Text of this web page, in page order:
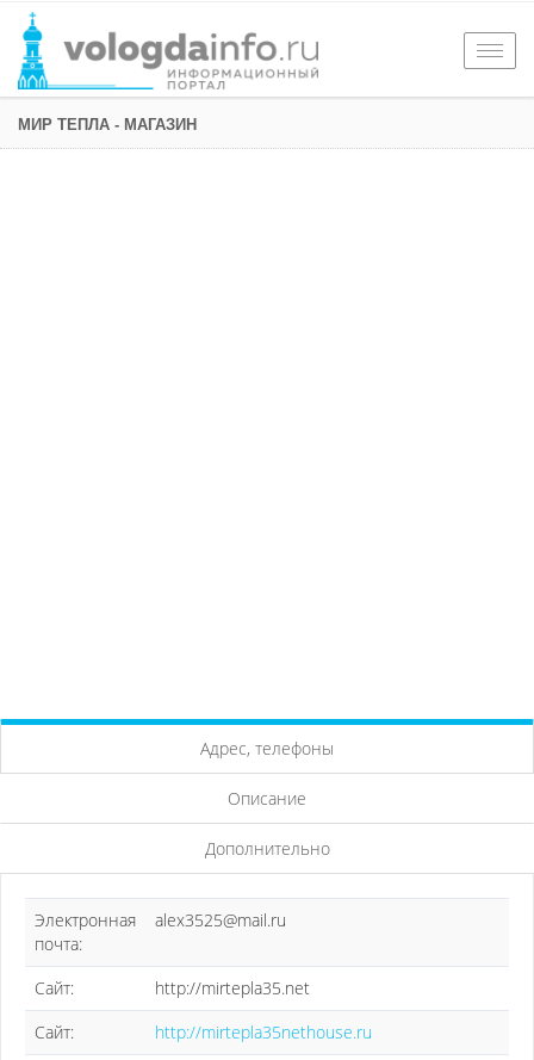
МИР ТЕПЛА - МАГАЗИН
Адрес, телефоны
Описание
Дополнительно
Электронная
почта:
alex3525@mail.ru
Сайт:
http://mirtepla35.net
Сайт:
http://mirtepla35nethouse.ru